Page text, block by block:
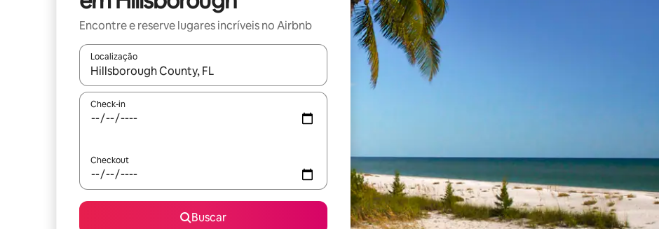
Encontre e reserve lugares incríveis no Airbnb
Localização
Quando os resultados estiverem disponíveis, explore-os usando as seta para cima e para baixo do teclado ou tocando e
Check-in
Checkout
Buscar